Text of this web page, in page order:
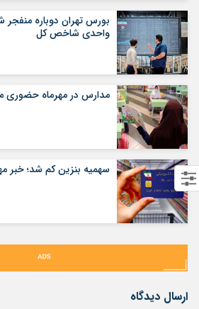
واحدی شاخص کل
مدارس در مهرماه حضوری
سهمیه بنزین کم شد؛ خبر
ارسال دیدگاه